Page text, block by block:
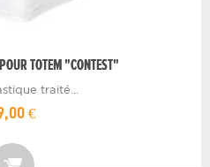
TOTEM "CONTEST"
traité...
€